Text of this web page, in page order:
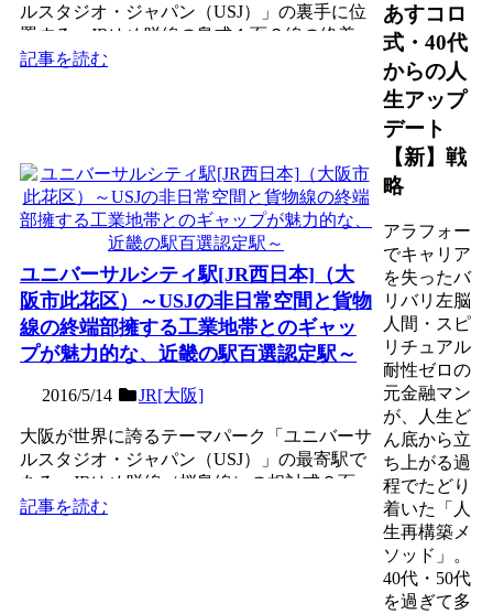
ルスタジオ・ジャパン（USJ）」の裏手に位
置する、JRゆめ咲線の島式１面２線の終着
駅。明治時代に「天...
記事を読む
ユニバーサルシティ駅[JR西日本]（大
阪市此花区）～USJの非日常空間と貨物
線の終端部擁する工業地帯とのギャッ
プが魅力的な、近畿の駅百選認定駅～
2016/5/14 JR[大阪]
大阪が世界に誇るテーマパーク「ユニバーサ
ルスタジオ・ジャパン（USJ）」の最寄駅で
ある。JRゆめ咲線（桜島線）の相対式２面
２線の地上駅。安治...
記事を読む
あすコロ
式・40代
からの人
生アップ
デート
【新】戦
略
アラフォー
でキャリア
を失ったバ
リバリ左脳
人間・スピ
リチュアル
耐性ゼロの
元金融マン
が、人生ど
ん底から立
ち上がる過
程でたどり
着いた「人
生再構築メ
ソッド」。
40代・50代
を過ぎて多